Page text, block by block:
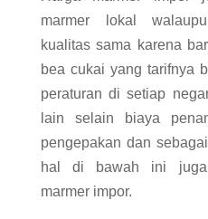
marmer lokal
kualitas sama karena
bea cukai yang tarifnya
peraturan di setiap
lain selain biaya
pengepakan dan
hal di bawah ini juga
marmer impor.